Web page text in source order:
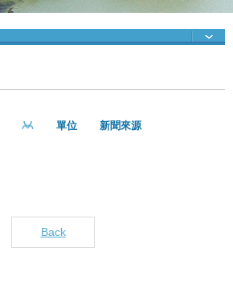
單位 新聞來源
Back